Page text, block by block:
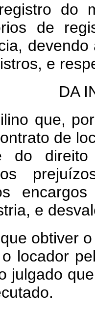
do
de
e
DA
que,
de
do
e
obtiver
locador
julgado